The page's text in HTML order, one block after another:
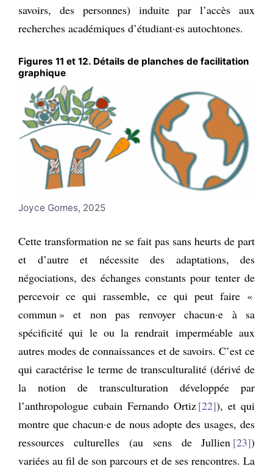
savoirs, des personnes) induite par l’accès aux
recherches académiques d’étudiant·es autochtones.
Figures 11 et 12. Détails de planches de facilitation
graphique
Joyce Gomes, 2025
Cette transformation ne se fait pas sans heurts de part
et d’autre et nécessite des adaptations, des
négociations, des échanges constants pour tenter de
percevoir ce qui rassemble, ce qui peut faire «
commun » et non pas renvoyer chacun·e à sa
spécificité qui le ou la rendrait imperméable aux
autres modes de connaissances et de savoirs. C’est ce
qui caractérise le terme de transculturalité (dérivé de
la notion de transculturation développée par
l’anthropologue cubain Fernando Ortiz 22 ), et qui
montre que chacun·e de nous adopte des usages, des
ressources culturelles (au sens de Jullien 23 )
variées au fil de son parcours et de ses rencontres. La